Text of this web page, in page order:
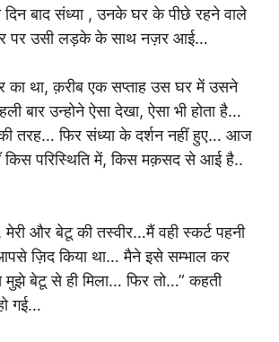
दिन बाद संध्या , उनके घर के पीछे रहने वाले
पर उसी लड़के के साथ नज़र आई…
का था, क़रीब एक सप्ताह उस घर में उसने
बार उन्होने ऐसा देखा, ऐसा भी होता है…
तरह… फिर संध्या के दर्शन नहीं हुए… आज
किस परिस्थिति में, किस मक़सद से आई है..
और बेटू की तस्वीर…मैं वही स्कर्ट पहनी
ज़िद किया था… मैने इसे सम्भाल कर
बेटू से ही मिला… फिर तो…” कहती
गई…